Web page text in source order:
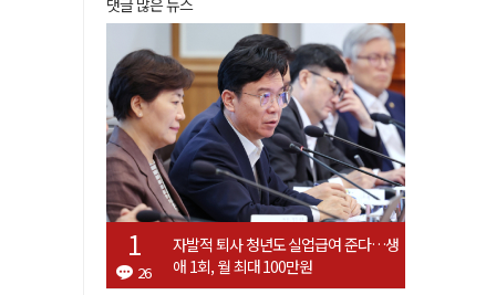
댓글 많은 뉴스
26
자발적 퇴사 청년도 실업급여 준다…생
애 1회, 월 최대 100만원